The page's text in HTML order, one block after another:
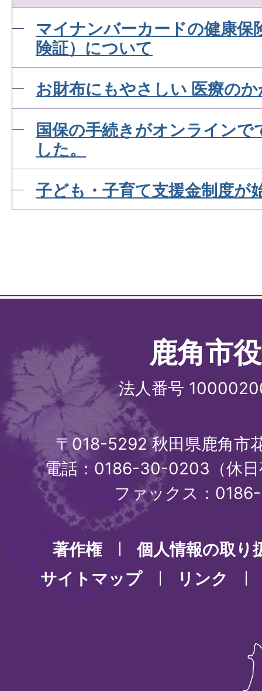
マイナ保険証とは？
マイナンバーカードの健康保
険証）について
お財布にもやさしい 医療の
国保の手続きがオンライン
した。
子ども・子育て支援金制度が
鹿角市
法人番号
〒018-5292 秋田県鹿角市
電話：0186-30-0203（休
ファックス：
著作権
個人情報の取り
サイトマップ
リンク